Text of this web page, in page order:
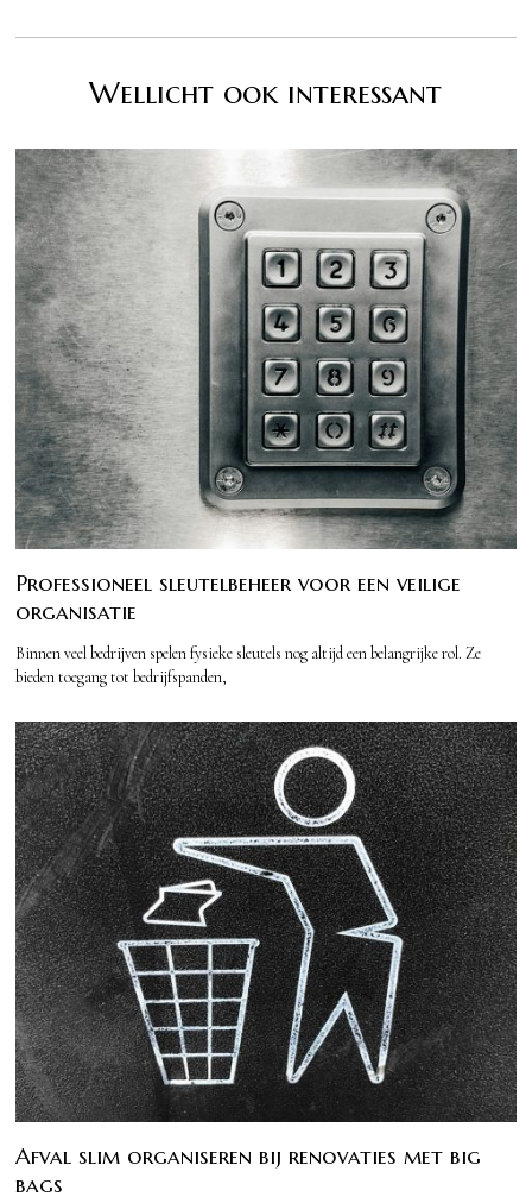
Wellicht ook interessant
Professioneel sleutelbeheer voor een veilige
organisatie
Binnen veel bedrijven spelen fysieke sleutels nog altijd een belangrijke rol. Ze
bieden toegang tot bedrijfspanden,
Afval slim organiseren bij renovaties met big
bags